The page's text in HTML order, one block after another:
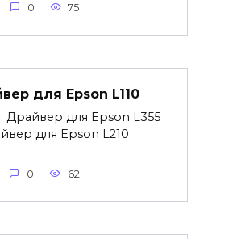
0 75
для Epson L110
Драйвер для Epson L355
для Epson L210
0 62